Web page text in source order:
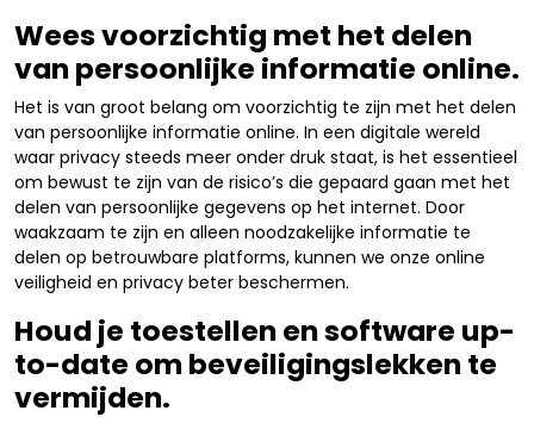
Wees voorzichtig met het delen
van persoonlijke informatie online.
Het is van groot belang om voorzichtig te zijn met het delen
van persoonlijke informatie online. In een digitale wereld
waar privacy steeds meer onder druk staat, is het essentieel
om bewust te zijn van de risico’s die gepaard gaan met het
delen van persoonlijke gegevens op het internet. Door
waakzaam te zijn en alleen noodzakelijke informatie te
delen op betrouwbare platforms, kunnen we onze online
veiligheid en privacy beter beschermen.
Houd je toestellen en software up-
to-date om beveiligingslekken te
vermijden.